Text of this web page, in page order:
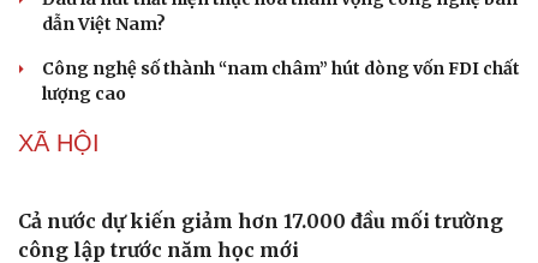
dẫn Việt Nam?
Công nghệ số thành “nam châm” hút dòng vốn FDI chất
lượng cao
XÃ HỘI
Cả nước dự kiến giảm hơn 17.000 đầu mối trường
công lập trước năm học mới